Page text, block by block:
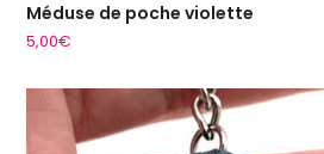
Méduse de poche violette
5,00€